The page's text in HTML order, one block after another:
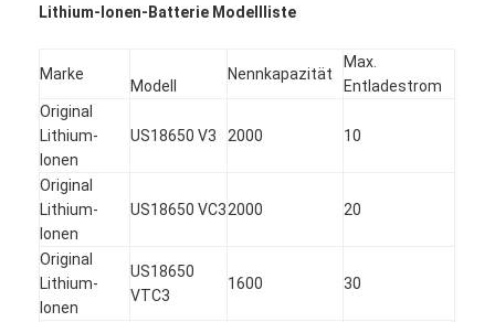
Lithium-Ionen-Batterie Modellliste
Marke
Modell
Nennkapazität
Max.
Entladestrom
Original
Lithium-
Ionen
US18650 V3 2000 10
Original
Lithium-
Ionen
US18650 VC32000 20
Original
Lithium-
Ionen
US18650
VTC3
1600 30